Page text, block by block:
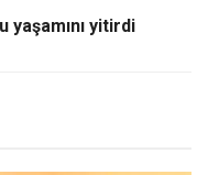
yaşamını yitirdi